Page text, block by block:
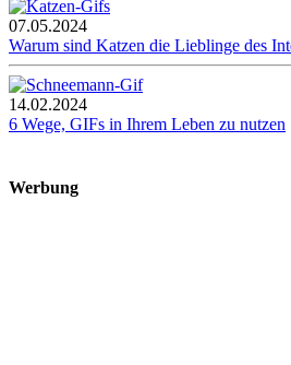
07.05.2024
Warum sind Katzen die Lieblinge des
14.02.2024
6 Wege, GIFs in Ihrem Leben zu nutzen
Werbung